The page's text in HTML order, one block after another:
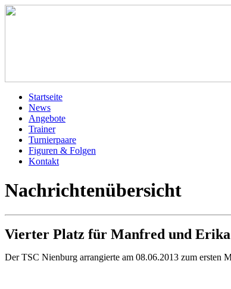
Startseite
News
Angebote
Trainer
Turnierpaare
Figuren & Folgen
Kontakt
Nachrichtenübersicht
Vierter Platz für Manfred und Erika
Der TSC Nienburg arrangierte am 08.06.2013 zum ersten